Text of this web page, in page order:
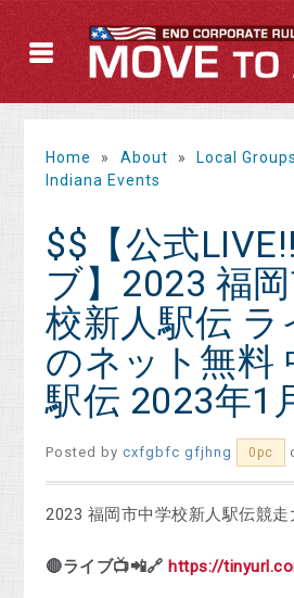
Home » About » Local Groups
Indiana Events
$$【公式
ブ】2023 福
校新人駅伝 ラ
のネット無料
駅伝 2023年1
Posted bycxfgbfc gfjhng 0pc
2023 福岡市中学校新人駅伝競
🔴ライブ📺📲🔗 https://